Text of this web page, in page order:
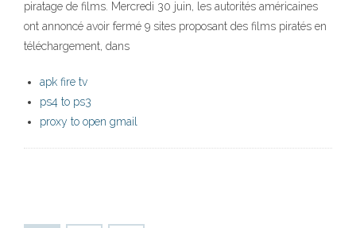
piratage de films. Mercredi 30 juin, les autorités américaines
ont annoncé avoir fermé 9 sites proposant des films piratés en
téléchargement, dans
apk fire tv
ps4 to ps3
proxy to open gmail